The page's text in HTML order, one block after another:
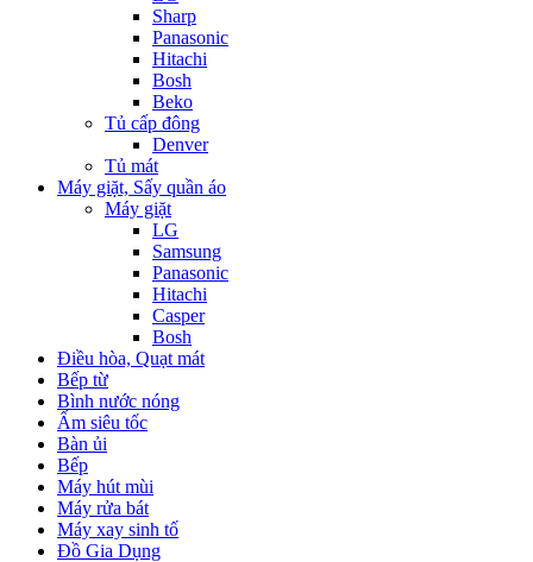
Sharp
Panasonic
Hitachi
Bosh
Beko
Tủ cấp đông
Denver
Tủ mát
Máy giặt, Sấy quần áo
Máy giặt
LG
Samsung
Panasonic
Hitachi
Casper
Bosh
Điều hòa, Quạt mát
Bếp từ
Bình nước nóng
Ấm siêu tốc
Bàn ủi
Bếp
Máy hút mùi
Máy rửa bát
Máy xay sinh tố
Đồ Gia Dụng